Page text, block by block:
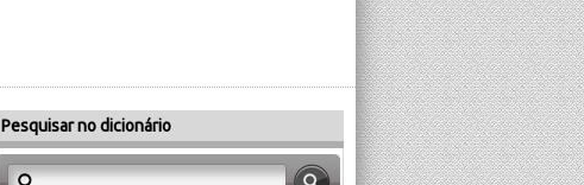
Pesquisar no dicionário